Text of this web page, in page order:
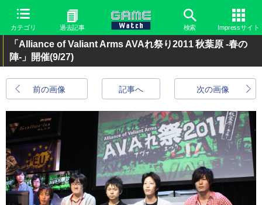
カテゴリ 過去記事 検索 Impressサイト
「Alliance of Valiant Arms AVAれ祭り2011 秋葉原 -春の
陣-」開催(9/27)
前の画像 次の画像
記事へ